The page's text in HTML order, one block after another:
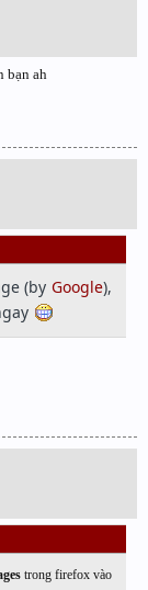
bạn ah
(by Google),
trong firefox vào